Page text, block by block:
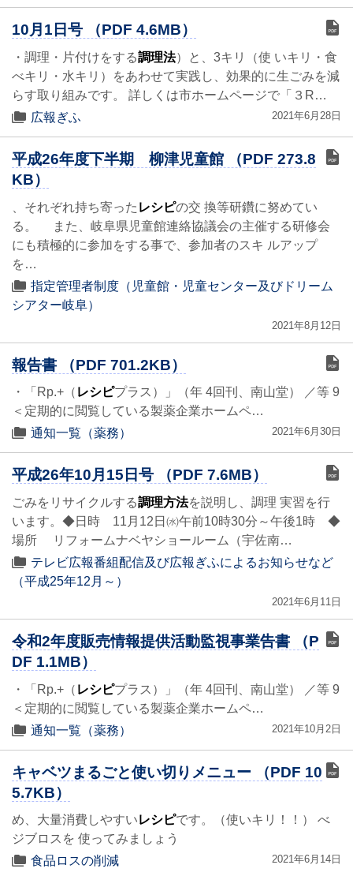
10月1日号 （PDF 4.6MB）
・調理・片付けをする調理法）と、3キリ（使 いキリ・食
べキリ・水キリ）をあわせて実践し、効果的に生ごみを減
らす取り組みです。 詳しくは市ホームページで「３R…
広報ぎふ
2021年6月28日
平成26年度下半期 柳津児童館 （PDF 273.8
KB）
、それぞれ持ち寄った レシピの交 換等研鑽に努めてい
る。 また、岐阜県児童館連絡協議会の主催する研修会
にも積極的に参加をする事で、参加者のスキ ルアップ
を…
指定管理者制度（児童館・児童センター及びドリーム
シアター岐阜）
2021年8月12日
報告書 （PDF 701.2KB）
・「Rp.+（ レシピプラス）」（年 4回刊、南山堂） ／等 9
＜定期的に閲覧している製薬企業ホームペ…
通知一覧（薬務）
2021年6月30日
平成26年10月15日号 （PDF 7.6MB）
ごみをリサイクルする調理方法を説明し、調理 実習を行
います。◆日時 11月12日㈬午前10時30分～午後1時 ◆
場所 リフォームナベヤショールーム（宇佐南…
テレビ広報番組配信及び広報ぎふによるお知らせなど
（平成25年12月～）
2021年6月11日
令和2年度販売情報提供活動監視事業告書 （P
DF 1.1MB）
・「Rp.+（ レシピプラス）」（年 4回刊、南山堂） ／等 9
＜定期的に閲覧している製薬企業ホームペ…
通知一覧（薬務）
2021年10月2日
キャベツまるごと使い切りメニュー （PDF 10
5.7KB）
め、大量消費しやすいレシピです。（使いキリ！！） べ
ジブロスを 使ってみましょう
食品ロスの削減
2021年6月14日